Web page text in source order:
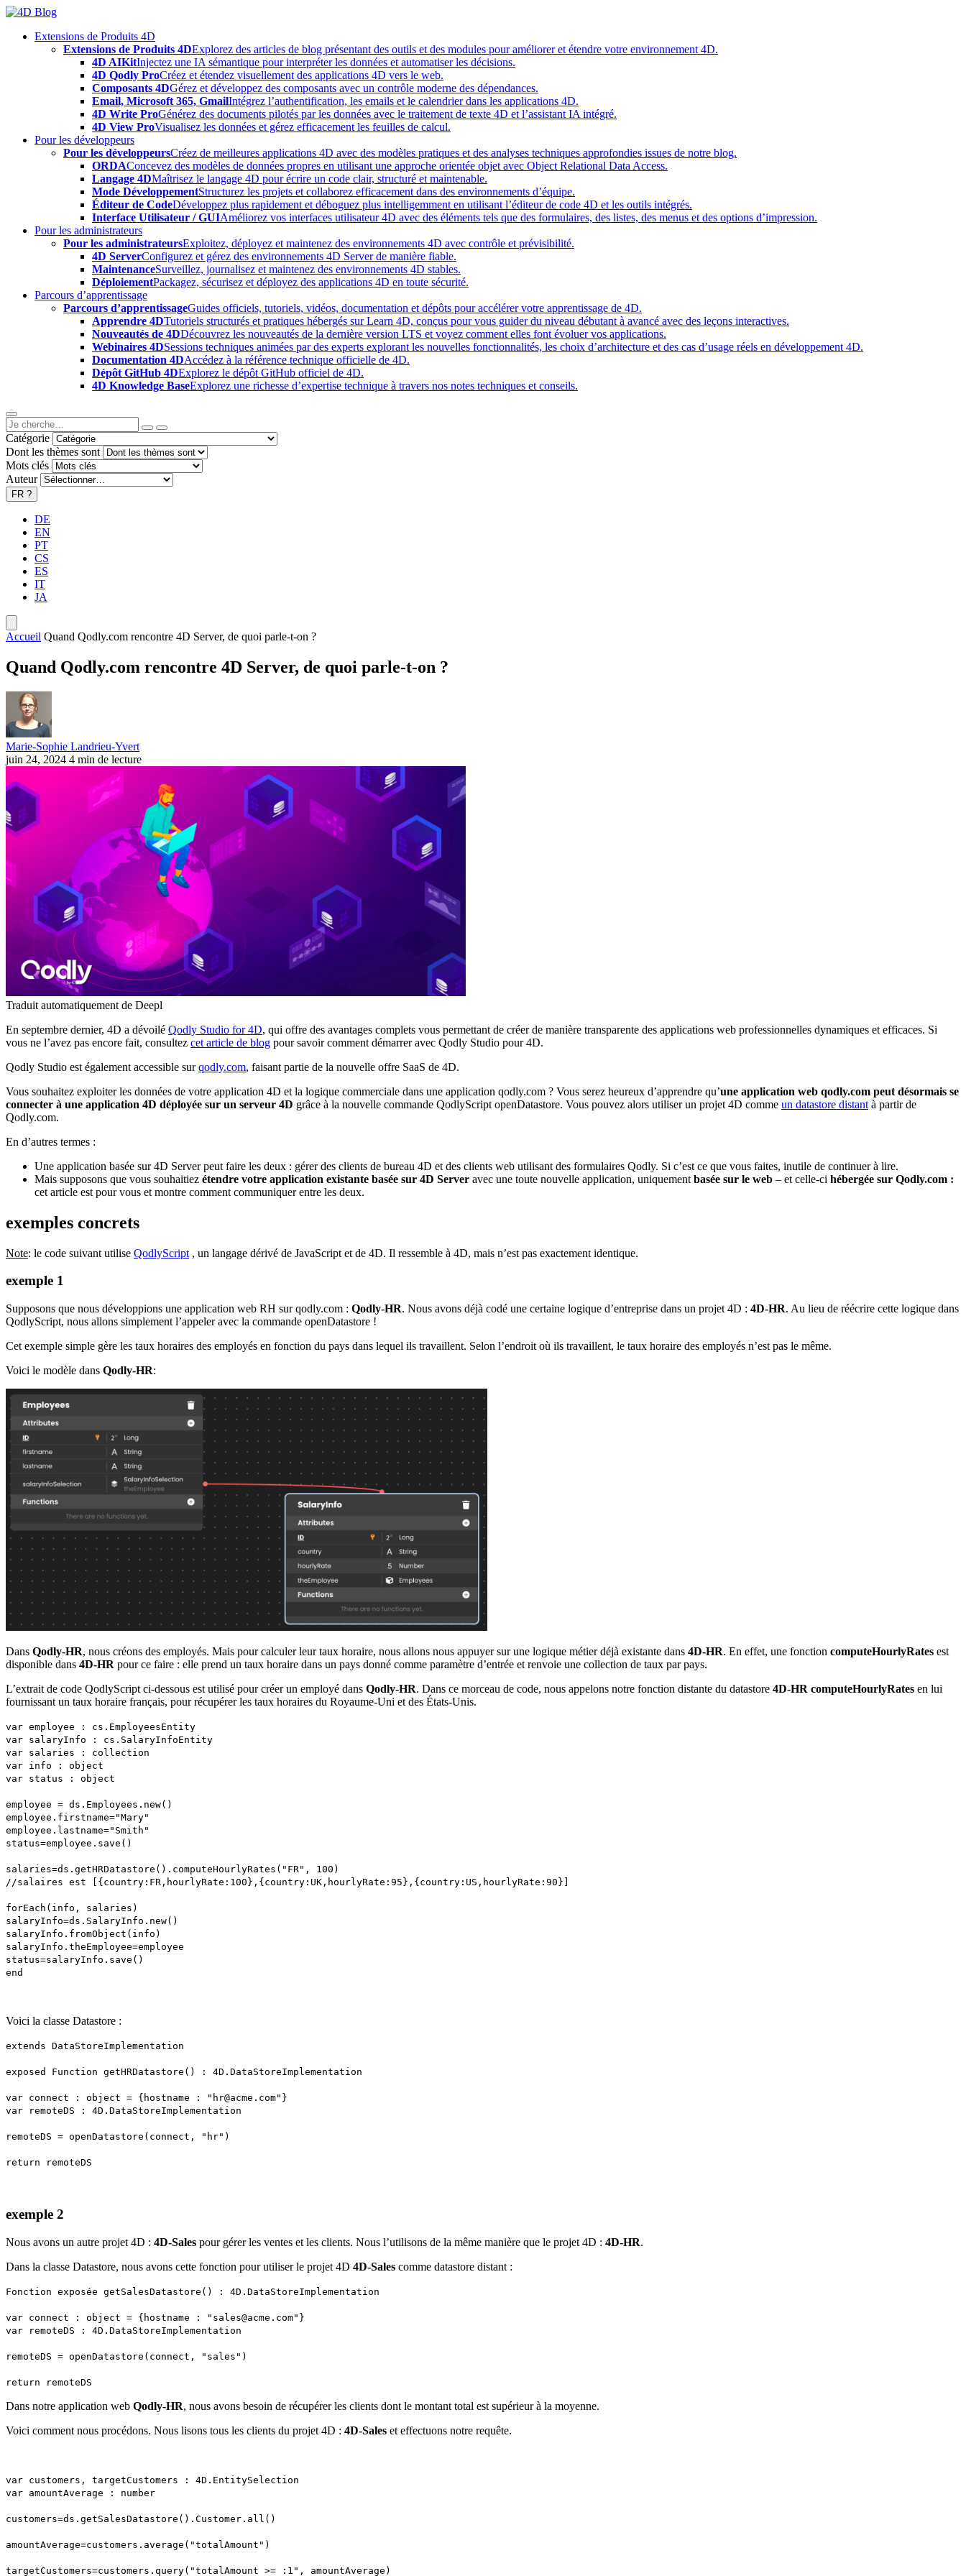
Skip
contentExtensions de Produits 4D
Extensions de Produits 4DExplorez des articles de blog présentant des outils et des modules pour améliorer et étendre votre environnement 4D.
4D AIKitInjectez une IA sémantique pour interpréter les données et automatiser les décisions.
4D Qodly ProCréez et étendez visuellement des applications 4D vers le web.
Composants 4DGérez et développez des composants avec un contrôle moderne des dépendances.
Email, Microsoft 365, GmailIntégrez l’authentification, les emails et le calendrier dans les applications 4D.
4D Write ProGénérez des documents pilotés par les données avec le traitement de texte 4D et l’assistant IA intégré.
4D View ProVisualisez les données et gérez efficacement les feuilles de calcul.
Pour les développeurs
Pour les développeursCréez de meilleures applications 4D avec des modèles pratiques et des analyses techniques approfondies issues de notre blog.
ORDAConcevez des modèles de données propres en utilisant une approche orientée objet avec Object Relational Data Access.
Langage 4DMaîtrisez le langage 4D pour écrire un code clair, structuré et maintenable.
Mode DéveloppementStructurez les projets et collaborez efficacement dans des environnements d’équipe.
Éditeur de CodeDéveloppez plus rapidement et déboguez plus intelligemment en utilisant l’éditeur de code 4D et les outils intégrés.
Interface Utilisateur / GUIAméliorez vos interfaces utilisateur 4D avec des éléments tels que des formulaires, des listes, des menus et des options d’impression.
Pour les administrateurs
Pour les administrateursExploitez, déployez et maintenez des environnements 4D avec contrôle et prévisibilité.
4D ServerConfigurez et gérez des environnements 4D Server de manière fiable.
MaintenanceSurveillez, journalisez et maintenez des environnements 4D stables.
DéploiementPackagez, sécurisez et déployez des applications 4D en toute sécurité.
Parcours d’apprentissage
Parcours d’apprentissageGuides officiels, tutoriels, vidéos, documentation et dépôts pour accélérer votre apprentissage de 4D.
Apprendre 4DTutoriels structurés et pratiques hébergés sur Learn 4D, conçus pour vous guider du niveau débutant à avancé avec des leçons interactives.
Nouveautés de 4DDécouvrez les nouveautés de la dernière version LTS et voyez comment elles font évoluer vos applications.
Webinaires 4DSessions techniques animées par des experts explorant les nouvelles fonctionnalités, les choix d’architecture et des cas d’usage réels en développement 4D.
Documentation 4DAccédez à la référence technique officielle de 4D.
Dépôt GitHub 4DExplorez le dépôt GitHub officiel de 4D.
4D Knowledge BaseExplorez une richesse d’expertise technique à travers nos notes techniques et conseils.
Catégorie
Dont les thèmes sont
Mots clés
Auteur
FR ?
DE
EN
PT
CS
ES
IT
JA
Accueil Quand Qodly.com rencontre 4D Server, de quoi parle-t-on ?
Quand Qodly.com rencontre 4D Server, de quoi parle-t-on ?
Marie-Sophie Landrieu-Yvert
juin 24, 2024 4 min de lecture
Traduit automatiquement de Deepl
En septembre dernier, 4D a dévoilé Qodly Studio for 4D, qui offre des avantages complets vous permettant de créer de manière transparente des applications web professionnelles dynamiques et efficaces. Si
vous ne l’avez pas encore fait, consultez cet article de blog pour savoir comment démarrer avec Qodly Studio pour 4D.
Qodly Studio est également accessible surqodly.com, faisant partie de la nouvelle offre SaaS de 4D.
Vous souhaitez exploiter les données de votre application 4D et la logique commerciale dans une application qodly.com ? Vous serez heureux d’apprendre qu’une application web qodly.com peut désormais se
connecter à une application 4D déployée sur un serveur 4D grâce à la nouvelle commande QodlyScript openDatastore. Vous pouvez alors utiliser un projet 4D comme un datastore distant à partir de
Qodly.com.
En d’autres termes :
Une application basée sur 4D Server peut faire les deux : gérer des clients de bureau 4D et des clients web utilisant des formulaires Qodly. Si c’est ce que vous faites, inutile de continuer à lire.
Mais supposons que vous souhaitiez étendre votre application existante basée sur 4D Server avec une toute nouvelle application, uniquement basée sur le web – et celle-ci hébergée sur Qodly.com :
cet article est pour vous et montre comment communiquer entre les deux.
exemples concrets
Note: le code suivant utilise QodlyScript , un langage dérivé de JavaScript et de 4D. Il ressemble à 4D, mais n’est pas exactement identique.
exemple 1
Supposons que nous développions une application web RH sur qodly.com : Qodly-HR. Nous avons déjà codé une certaine logique d’entreprise dans un projet 4D : 4D-HR. Au lieu de réécrire cette logique dans
QodlyScript, nous allons simplement l’appeler avec la commande openDatastore !
Cet exemple simple gère les taux horaires des employés en fonction du pays dans lequel ils travaillent. Selon l’endroit où ils travaillent, le taux horaire des employés n’est pas le même.
Voici le modèle dans Qodly-HR:
Dans Qodly-HR, nous créons des employés. Mais pour calculer leur taux horaire, nous allons nous appuyer sur une logique métier déjà existante dans 4D-HR. En effet, une fonction computeHourlyRates est
disponible dans 4D-HR pour ce faire : elle prend un taux horaire dans un pays donné comme paramètre d’entrée et renvoie une collection de taux par pays.
L’extrait de code QodlyScript ci-dessous est utilisé pour créer un employé dans Qodly-HR. Dans ce morceau de code, nous appelons notre fonction distante du datastore 4D-HR computeHourlyRates en lui
fournissant un taux horaire français, pour récupérer les taux horaires du Royaume-Uni et des États-Unis.
var employee : cs.EmployeesEntity
var salaryInfo : cs.SalaryInfoEntity
var salaries : collection
var info : object
var status : object
employee = ds.Employees.new()
employee.firstname="Mary"
employee.lastname="Smith"
status=employee.save()
salaries=ds.getHRDatastore().computeHourlyRates("FR", 100)
//salaires est [{country:FR,hourlyRate:100},{country:UK,hourlyRate:95},{country:US,hourlyRate:90}]
forEach(info, salaries)
salaryInfo=ds.SalaryInfo.new()
salaryInfo.fromObject(info)
salaryInfo.theEmployee=employee
status=salaryInfo.save()
end
Voici la classe Datastore :
extends DataStoreImplementation
exposed Function getHRDatastore() : 4D.DataStoreImplementation
var connect : object = {hostname : "hr@acme.com"}
var remoteDS : 4D.DataStoreImplementation
remoteDS = openDatastore(connect, "hr")
return remoteDS
exemple 2
Nous avons un autre projet 4D : 4D-Sales pour gérer les ventes et les clients. Nous l’utilisons de la même manière que le projet 4D : 4D-HR.
Dans la classe Datastore, nous avons cette fonction pour utiliser le projet 4D 4D-Sales comme datastore distant :
Fonction exposée getSalesDatastore() : 4D.DataStoreImplementation
var connect : object = {hostname : "sales@acme.com"}
var remoteDS : 4D.DataStoreImplementation
remoteDS = openDatastore(connect, "sales")
return remoteDS
Dans notre application web Qodly-HR, nous avons besoin de récupérer les clients dont le montant total est supérieur à la moyenne.
Voici comment nous procédons. Nous lisons tous les clients du projet 4D : 4D-Sales et effectuons notre requête.
var customers, targetCustomers : 4D.EntitySelection
var amountAverage : number
customers=ds.getSalesDatastore().Customer.all()
amountAverage=customers.average("totalAmount")
targetCustomers=customers.query("totalAmount >= :1", amountAverage)